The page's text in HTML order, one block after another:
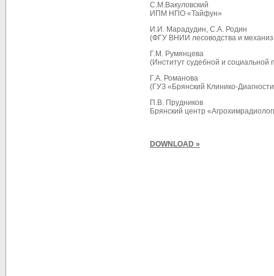
С.М.Вакуловский
ИПМ НПО «Тайфун»
И.И. Марадудин, С.А. Родин
(ФГУ ВНИИ лесоводства и
Г.М. Румянцева
(Институт судебной и социальной
Г.А. Романова
(ГУЗ «Брянский Клинико-
П.В. Прудников
Брянский центр
DOWNLOAD »